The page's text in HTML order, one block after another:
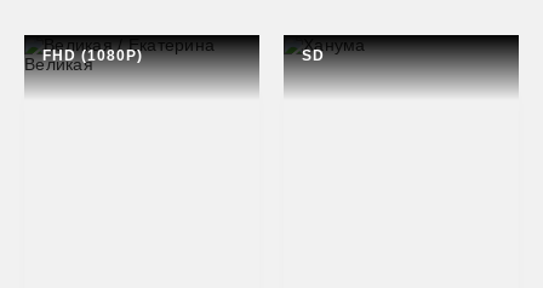
FHD (1080P) SD